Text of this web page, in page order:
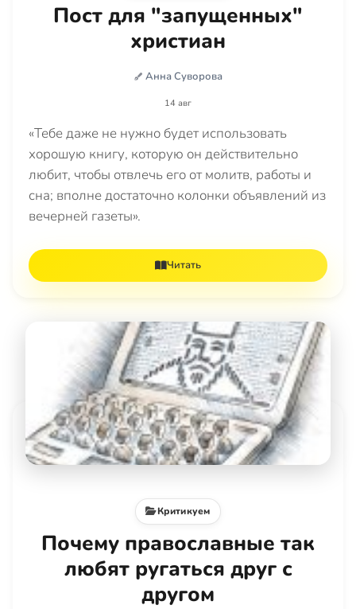
Пост для "запущенных"
христиан
Анна Суворова
14 авг
«Тебе даже не нужно будет использовать
хорошую книгу, которую он действительно
любит, чтобы отвлечь его от молитв, работы и
сна; вполне достаточно колонки объявлений из
вечерней газеты».
Читать
Критикуем
Почему православные так
любят ругаться друг с
другом